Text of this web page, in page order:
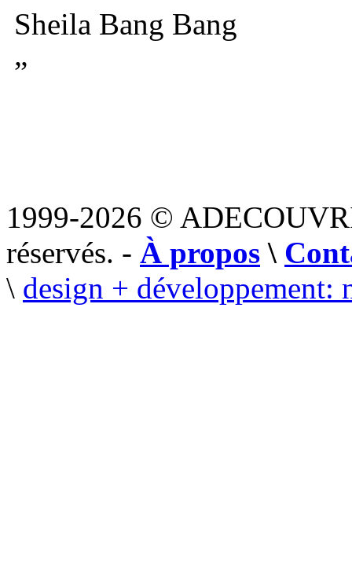
Sheila Bang Bang
”
1999-2026 ©
réservés. - À propos \
\ design + développement: